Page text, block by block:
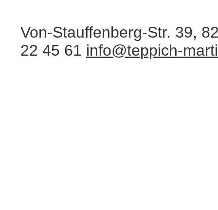
Von-Stauffenberg-Str. 39,
22 45 61 info@teppich-